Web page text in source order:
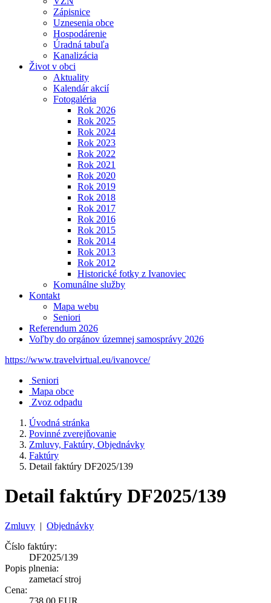
Zápisnice
Uznesenia obce
Hospodárenie
Úradná tabuľa
Kanalizácia
Život v obci
Aktuality
Kalendár akcií
Fotogaléria
Rok 2026
Rok 2025
Rok 2024
Rok 2023
Rok 2022
Rok 2021
Rok 2020
Rok 2019
Rok 2018
Rok 2017
Rok 2016
Rok 2015
Rok 2014
Rok 2013
Rok 2012
Historické fotky z Ivanoviec
Komunálne služby
Kontakt
Mapa webu
Seniori
Referendum 2026
Voľby do orgánov územnej samosprávy 2026
https://www.travelvirtual.eu/ivanovce/
Seniori
Mapa obce
Zvoz odpadu
Úvodná stránka
Povinné zverejňovanie
Zmluvy, Faktúry, Objednávky
Faktúry
Detail faktúry DF2025/139
Detail faktúry DF2025/139
Zmluvy | Objednávky
Číslo faktúry:
DF2025/139
Popis plnenia:
zametací stroj
Cena:
738,00 EUR